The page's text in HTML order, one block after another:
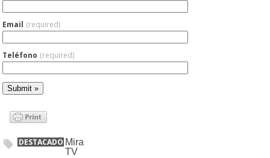
Email (required)
Teléfono (required)
DESTACADO Mira
TV